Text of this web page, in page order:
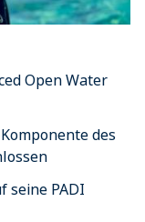
Open Water
des
seine PADI